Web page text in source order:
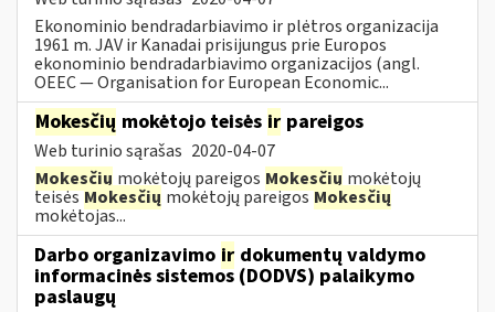
Ekonominio bendradarbiavimo ir plėtros organizacija
1961 m. JAV ir Kanadai prisijungus prie Europos
ekonominio bendradarbiavimo organizacijos (angl.
OEEC — Organisation for European Economic...
Mokesčių mokėtojo teisės ir pareigos
Web turinio sąrašas 2020-04-07
Mokesčių mokėtojų pareigos Mokesčių mokėtojų
teisėsMokesčių mokėtojų pareigosMokesčių
mokėtojas...
Darbo organizavimo ir dokumentų valdymo
informacinės sistemos (DODVS) palaikymo
paslaugų